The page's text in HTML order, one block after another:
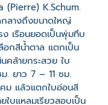
(Pierre) K.Schum.
ลางถึงขนาดใหญ่
เรือนยอดเป็นพุ่มทึบ
อกสีน้ำตาล แตกเป็น
คล้ายกระสวย ใบ
. ยาว 7 – 11 ซม.
ม แล้วแตกใบอ่อนสี
ใบแหลมเรียวสอบเป็น